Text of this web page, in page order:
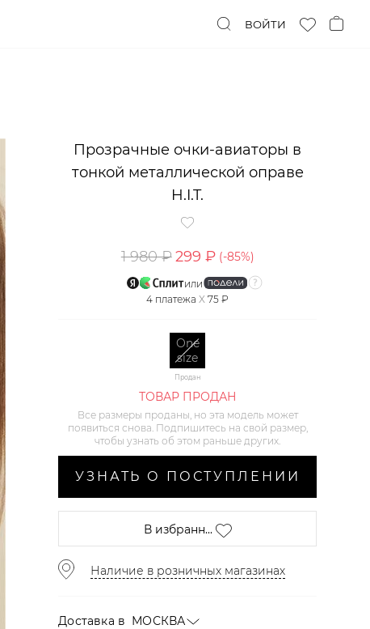
ВОЙТИ
Прозрачные очки-авиаторы в
тонкой металлической оправе
H.I.T.
1 980 ₽299 ₽ (-85%)
или
4 платежаX 75 ₽
One
size
Продан
ТОВАР ПРОДАН
Все размеры проданы, но эта модель может
появиться снова. Подпишитесь на свой размер,
чтобы узнать об этом раньше других.
УЗНАТЬ О ПОСТУПЛЕНИИ
В избранн...
Наличие в розничных магазинах
Доставка в МОСКВА